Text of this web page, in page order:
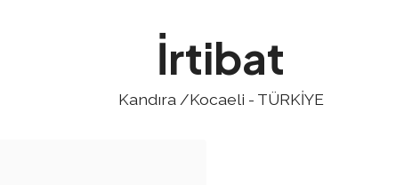
İrtibat
Kandıra /Kocaeli - TÜRKİYE